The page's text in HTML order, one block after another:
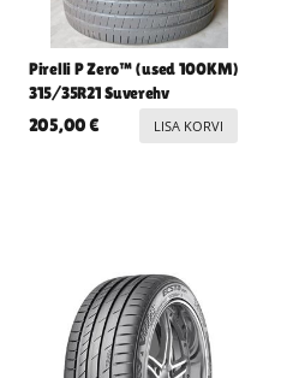
Pirelli P Zero™ (used 100KM)
315/35R21 Suverehv
205,00€ LISA KORVI